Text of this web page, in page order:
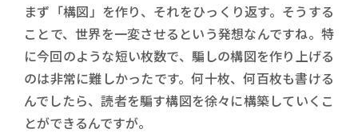
まず「構図」を作り、それをひっくり返す。そうする
ことで、世界を一変させるという発想なんですね。特
に今回のような短い枚数で、騙しの構図を作り上げる
のは非常に難しかったです。何十枚、何百枚も書ける
んでしたら、読者を騙す構図を徐々に構築していくこ
とができるんですが。